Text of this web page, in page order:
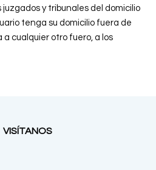
y tribunales del domicilio
tenga su domicilio fuera de
a cualquier otro fuero, a los
VISÍTANOS